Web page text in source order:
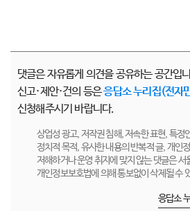
댓글은 자유롭게 의견을 공유하는 공간입
신고·제안·건의 등은응답소 누리집(전자
신청해주시기 바랍니다.
상업성 광고, 저작권 침해, 저속한 표현, 특정
정치적 목적, 유사한 내용의 반복적 글, 개인
저해하거나 운영 취지에 맞지 않는 댓글은 서
개인정보보호법에 의해 통보없이 삭제될 수
응답소